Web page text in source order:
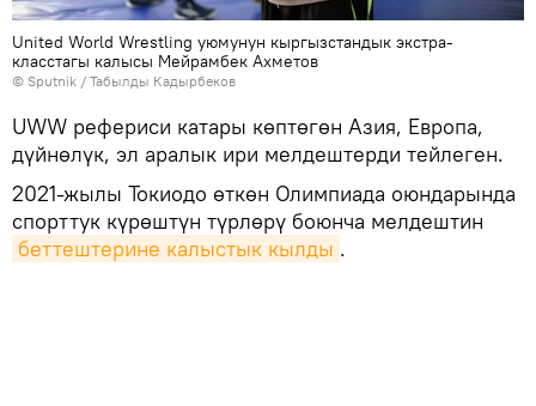
United World Wrestling уюмунун кыргызстандык экстра-
класстагы калысы Мейрамбек Ахметов
© Sputnik / Табылды Кадырбеков
UWW рефериси катары көптөгөн Азия, Европа,
дүйнөлүк, эл аралык ири мелдештерди тейлеген.
2021-жылы Токиодо өткөн Олимпиада оюндарында
спорттук күрөштүн түрлөрү боюнча мелдештин
беттештерине калыстык кылды .